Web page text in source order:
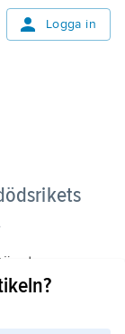
Logga in
styr
med